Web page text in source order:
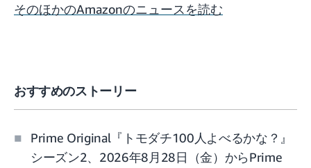
そのほかのAmazonのニュースを読む
おすすめのストーリー
Prime Original『トモダチ100人よべるかな？』
シーズン2、2026年8月28日（金）からPrime